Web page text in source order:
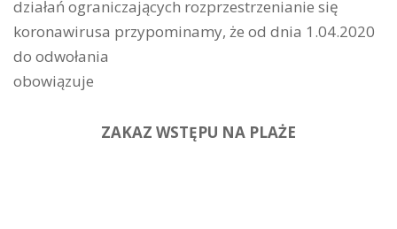
działań ograniczających rozprzestrzenianie się
koronawirusa przypominamy, że od dnia 1.04.2020
do odwołania
obowiązuje
ZAKAZ WSTĘPU NA PLAŻE